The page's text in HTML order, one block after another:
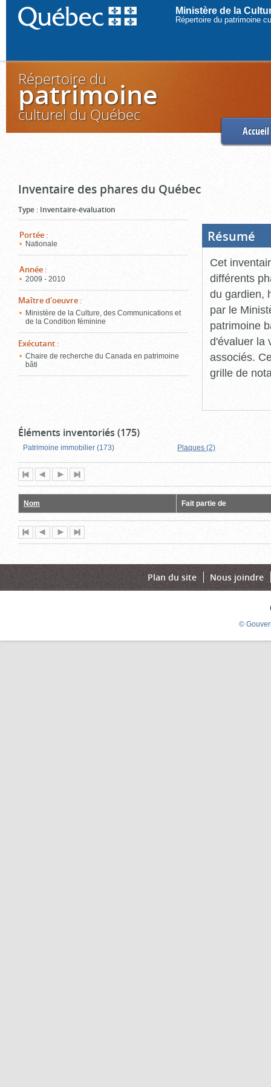
Ministère de la
Répertoire du patrimoine
Répertoire du
patrimoine
culturel du Québec
Accueil
Inventaire des phares du Québec
Type : Inventaire-évaluation
Portée :
Nationale
Année :
2009 - 2010
Maître d'oeuvre :
Ministère de la Culture, des Communications et
de la Condition féminine
Exécutant :
Chaire de recherche du Canada en patrimoine
bâti
Résumé
Cet
différents
du gardien,
par le
patrimoine
d'évaluer la
associés.
grille de
Éléments inventoriés (175)
Patrimoine immobilier (173) Plaques (2)
Première
page
Page
précédente
suivante
page
Nom Fait partie de
Première
page
Page
précédente
suivante
page
Plan du site Nous joindre
©